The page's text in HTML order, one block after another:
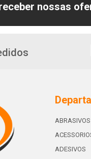
nossas
ABRASIVOS
ADESIVOS